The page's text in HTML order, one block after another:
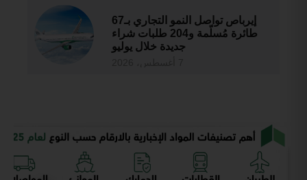
إيرباص تواصل النمو التجاري بـ67
طائرة مُسلّمة و204 طلبات شراء
جديدة خلال يوليو